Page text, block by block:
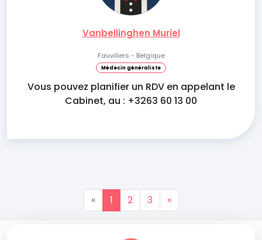
Vanbellinghen Muriel
Fauvillers - Belgique
Médecin généraliste
Vous pouvez planifier un RDV en appelant le
Cabinet, au : +3263 60 13 00
« 1 2 3 »